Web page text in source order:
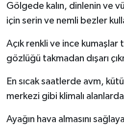
Gölgede kalın, dinlenin ve
için serin ve nemli bezler
Açık renkli ve ince
gözlüğü takmadan dışarı
En sıcak saatlerde avm,
merkezi gibi klimalı
Ayağın hava almasını